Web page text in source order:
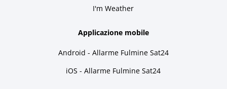
I'm Weather
Applicazione mobile
Android - Allarme Fulmine Sat24
iOS - Allarme Fulmine Sat24